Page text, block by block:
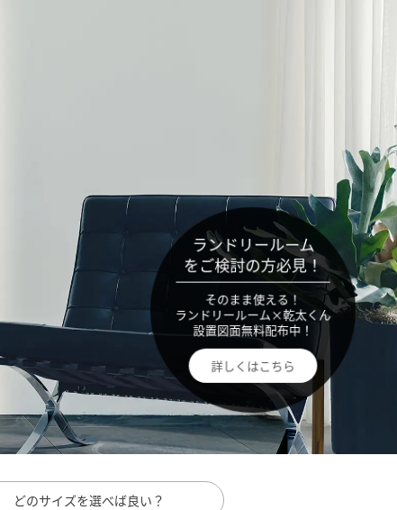
ランドリールーム
をご検討の方必見！
そのまま使える！
ランドリールーム×乾太くん
設置図面無料配布中！
詳しくはこちら
どのサイズを選べば良い？